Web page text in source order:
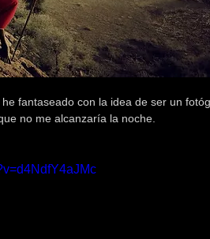
fantaseado con la idea de ser un
no me alcanzaría la noche.